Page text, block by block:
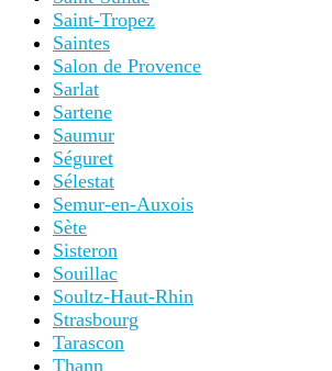
Saint-Tropez
Saintes
Salon de Provence
Sarlat
Sartene
Saumur
Séguret
Sélestat
Semur-en-Auxois
Sète
Sisteron
Souillac
Soultz-Haut-Rhin
Strasbourg
Tarascon
Thann